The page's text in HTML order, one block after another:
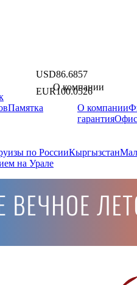
USD86.6857
EUR100.0526
Памятка
О компании
О компании
гарантия
по РоссииКыргызстан
на Урале